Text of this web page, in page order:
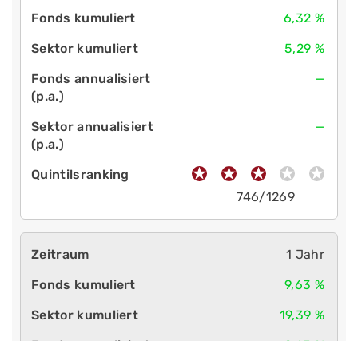
6,32 %
5,29 %
—
—
746/1269
1 Jahr
9,63 %
19,39 %